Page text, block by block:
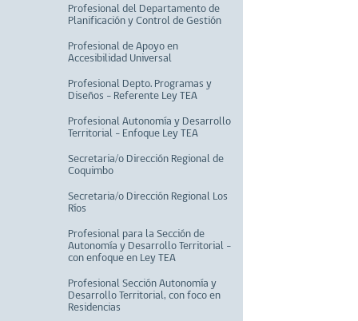
Profesional del Departamento de
Planificación y Control de Gestión
Profesional de Apoyo en
Accesibilidad Universal
Profesional Depto. Programas y
Diseños - Referente Ley TEA
Profesional Autonomía y Desarrollo
Territorial - Enfoque Ley TEA
Secretaria/o Dirección Regional de
Coquimbo
Secretaria/o Dirección Regional Los
Ríos
Profesional para la Sección de
Autonomía y Desarrollo Territorial –
con enfoque en Ley TEA
Profesional Sección Autonomía y
Desarrollo Territorial, con foco en
Residencias